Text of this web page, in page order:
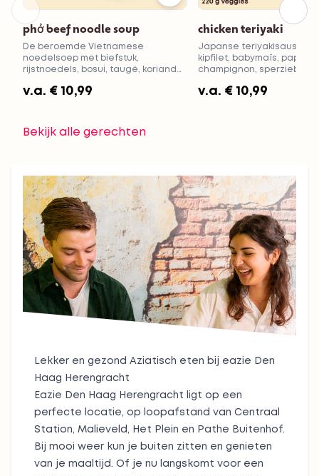
phở beef noodle soup
De beroemde Vietnamese
noedelsoep met biefstuk,
rijstnoedels, bosui, taugé, koriander
voor extra pit!
v.a. € 10,99
chicken teriyaki
Japanse teriyakisaus
kipfilet, babymaïs, paprika,
champignon,
v.a. € 10,99
Bekijk alle gerechten
Lekker en gezond Aziatisch eten bij eazie Den
Haag Herengracht
Eazie Den Haag Herengracht ligt op een
perfecte locatie, op loopafstand van Centraal
Station, Malieveld, Het Plein en Pathe Buitenhof.
Bij mooi weer kun je buiten zitten en genieten
van je maaltijd. Of je nu langskomt voor een